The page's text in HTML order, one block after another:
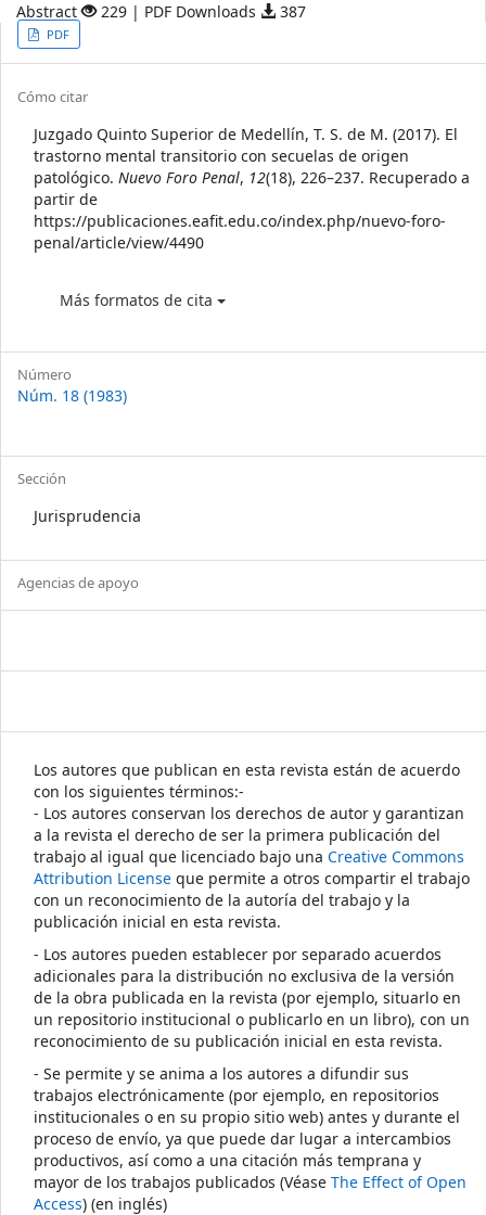
Abstract 229 | PDF Downloads 387
Article
Sidebar
PDF
Article
Details
Cómo citar
Juzgado Quinto Superior de Medellín, T. S. de M. (2017). El
trastorno mental transitorio con secuelas de origen
patológico. Nuevo Foro Penal, 12(18), 226–237. Recuperado a
partir de
https://publicaciones.eafit.edu.co/index.php/nuevo-foro-
penal/article/view/4490
Más formatos de cita
Número
Núm. 18 (1983)
Sección
Jurisprudencia
Agencias de apoyo
Los autores que publican en esta revista están de acuerdo
con los siguientes términos:-
- Los autores conservan los derechos de autor y garantizan
a la revista el derecho de ser la primera publicación del
trabajo al igual que licenciado bajo una Creative Commons
Attribution License que permite a otros compartir el trabajo
con un reconocimiento de la autoría del trabajo y la
publicación inicial en esta revista.
- Los autores pueden establecer por separado acuerdos
adicionales para la distribución no exclusiva de la versión
de la obra publicada en la revista (por ejemplo, situarlo en
un repositorio institucional o publicarlo en un libro), con un
reconocimiento de su publicación inicial en esta revista.
- Se permite y se anima a los autores a difundir sus
trabajos electrónicamente (por ejemplo, en repositorios
institucionales o en su propio sitio web) antes y durante el
proceso de envío, ya que puede dar lugar a intercambios
productivos, así como a una citación más temprana y
mayor de los trabajos publicados (Véase The Effect of Open
Access) (en inglés)